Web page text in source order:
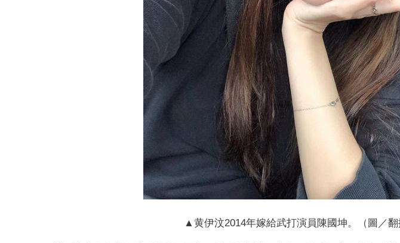
▲黄伊汶2014年嫁給武打演員陳國坤。（圖／翻